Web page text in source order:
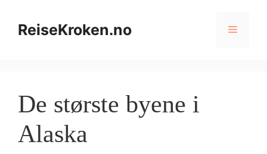
innholdReiseKroken.no Meny
De største byene i
Alaska